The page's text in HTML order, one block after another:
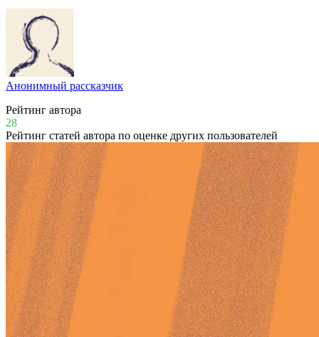
Анонимный рассказчик
Рейтинг автора
28
Рейтинг статей автора по оценке других пользователей